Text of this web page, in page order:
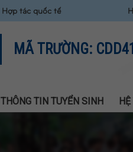
Hợp tác quốc tế
MÃ TRƯỜNG:
THÔNG TIN TUYỂN SINH